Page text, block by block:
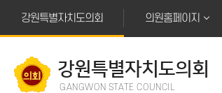
강원특별자치도의회
의원홈페이지
강원특별자치도의회
GANGWON STATE COUNCIL